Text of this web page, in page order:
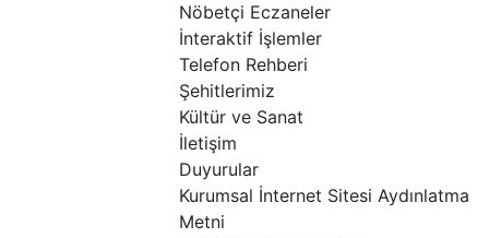
Nöbetçi Eczaneler
İnteraktif İşlemler
Telefon Rehberi
Şehitlerimiz
Kültür ve Sanat
İletişim
Duyurular
Kurumsal İnternet Sitesi Aydınlatma
Metni